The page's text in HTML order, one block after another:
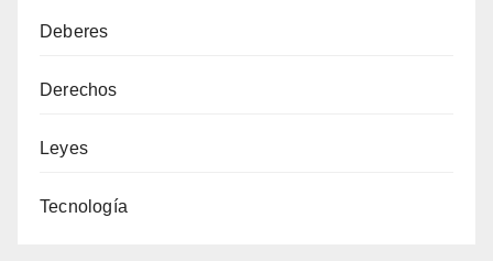
Deberes
Derechos
Leyes
Tecnología